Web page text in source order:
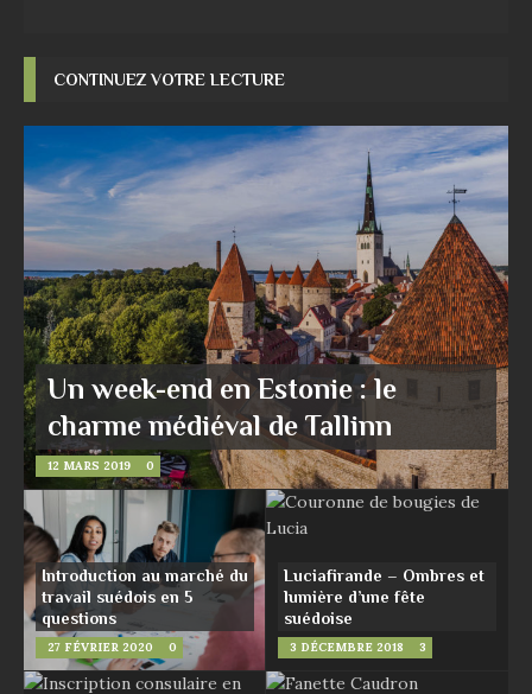
CONTINUEZ VOTRE LECTURE
Un week-end en Estonie : le
charme médiéval de Tallinn
12 MARS 2019 0
Introduction au marché du
travail suédois en 5
questions
27 FÉVRIER 2020 0
Luciafirande – Ombres et
lumière d’une fête
suédoise
3 DÉCEMBRE 2018 3